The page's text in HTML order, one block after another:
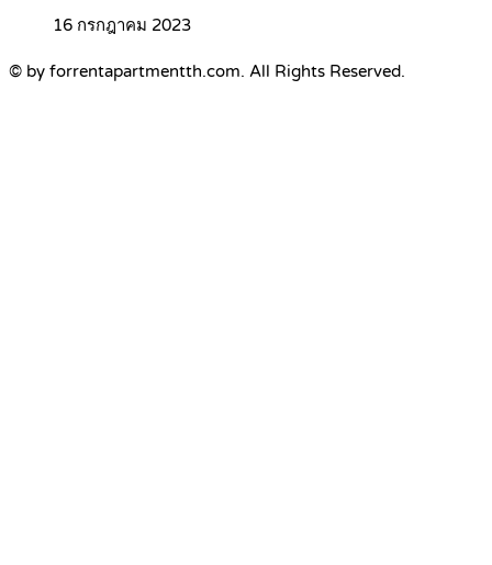
16 กรกฎาคม 2023
© by forrentapartmentth.com. All Rights Reserved.